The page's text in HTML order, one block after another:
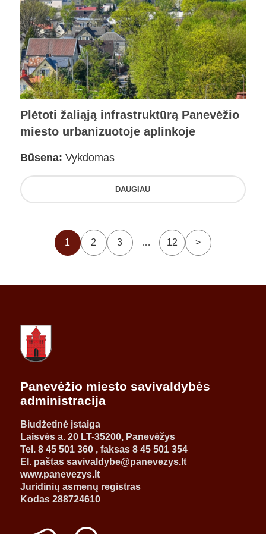
Plėtoti žaliąją infrastruktūrą Panevėžio
miesto urbanizuotoje aplinkoje
Būsena: Vykdomas
DAUGIAU
1 2 3 … 12 >
Panevėžio miesto savivaldybės
administracija
Biudžetinė įstaiga
Laisvės a. 20 LT-35200, Panevėžys
Tel. 8 45 501 360 , faksas 8 45 501 354
El. paštas savivaldybe@panevezys.lt
www.panevezys.lt
Juridinių asmenų registras
Kodas 288724610